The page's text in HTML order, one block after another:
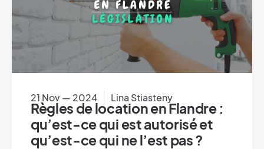
21 Nov — 2024 Lina Stiasteny
Règles de location en Flandre :
qu’est-ce qui est autorisé et
qu’est-ce qui ne l’est pas ?